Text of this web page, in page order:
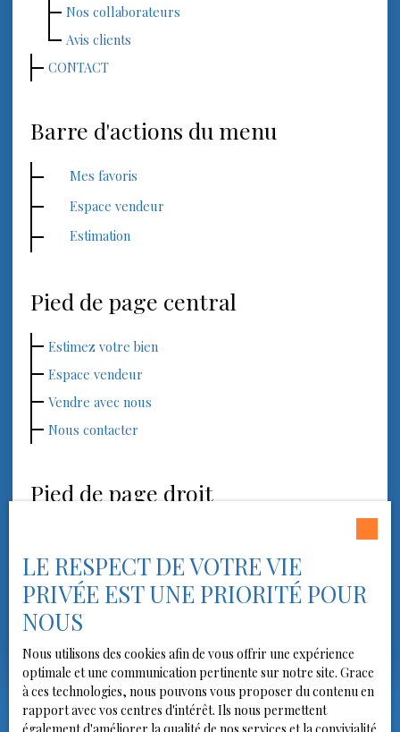
Nos collaborateurs
Avis clients
CONTACT
Barre d'actions du menu
Mes favoris
Espace vendeur
Estimation
Pied de page central
Estimez votre bien
Espace vendeur
Vendre avec nous
Nous contacter
Pied de page droit
Nos honoraires
Mentions légales
Politique de confidentialité
Plan du site
LE RESPECT DE VOTRE VIE
PRIVÉE EST UNE PRIORITÉ POUR
NOUS
Nous utilisons des cookies afin de vous offrir une expérience
optimale et une communication pertinente sur notre site. Grace
à ces technologies, nous pouvons vous proposer du contenu en
rapport avec vos centres d'intérêt. Ils nous permettent